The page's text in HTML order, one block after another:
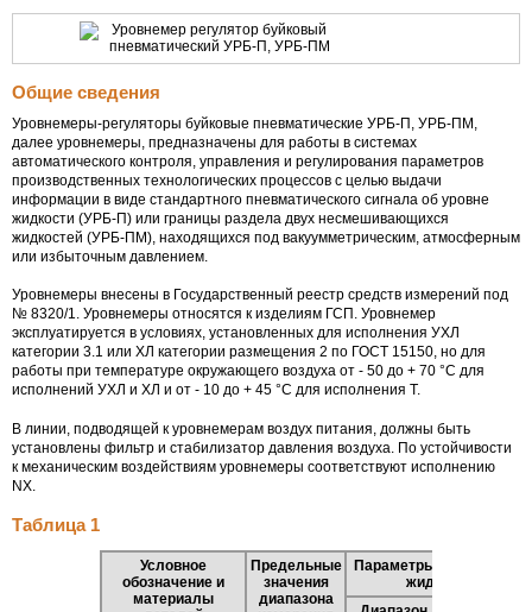
Общие сведения
Уровнемеры-регуляторы буйковые пневматические УРБ-П, УРБ-ПМ,
далее уровнемеры, предназначены для работы в системах
автоматического контроля, управления и регулирования параметров
производственных технологических процессов с целью выдачи
информации в виде стандартного пневматического сигнала об уровне
жидкости (УРБ-П) или границы раздела двух несмешивающихся
жидкостей (УРБ-ПМ), находящихся под вакуумметрическим, атмосферным
или избыточным давлением.
Уровнемеры внесены в Государственный реестр средств измерений под
№ 8320/1. Уровнемеры относятся к изделиям ГСП. Уровнемер
эксплуатируется в условиях, установленных для исполнения УХЛ
категории 3.1 или ХЛ категории размещения 2 по ГОСТ 15150, но для
работы при температуре окружающего воздуха от - 50 до + 70 °С для
исполнений УХЛ и ХЛ и от - 10 до + 45 °С для исполнения Т.
В линии, подводящей к уровнемерам воздух питания, должны быть
установлены фильтр и стабилизатор давления воздуха. По устойчивости
к механическим воздействиям уровнемеры соответствуют исполнению
NX.
Таблица 1
Условное
обозначение и
материалы
Предельные
значения
диапазона
Параметры измеряемой
жидкости